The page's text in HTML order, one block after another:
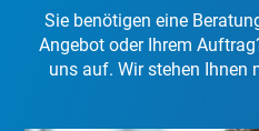
Sie benötigen eine
Angebot oder Ihrem
uns auf. Wir stehen Ihnen